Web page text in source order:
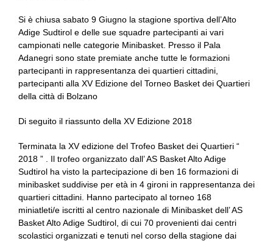
Si è chiusa sabato 9 Giugno la stagione sportiva dell’Alto
Adige Sudtirol e delle sue squadre partecipanti ai vari
campionati nelle categorie Minibasket. Presso il Pala
Adanegri sono state premiate anche tutte le formazioni
partecipanti in rappresentanza dei quartieri cittadini,
partecipanti alla XV Edizione del Torneo Basket dei Quartieri
della città di Bolzano
Di seguito il riassunto della XV Edizione 2018
Terminata la XV edizione del Trofeo Basket dei Quartieri “
2018 ” . Il trofeo organizzato dall’ AS Basket Alto Adige
Sudtirol ha visto la partecipazione di ben 16 formazioni di
minibasket suddivise per età in 4 gironi in rappresentanza dei
quartieri cittadini. Hanno partecipato al torneo 168
miniatleti/e iscritti al centro nazionale di Minibasket dell’ AS
Basket Alto Adige Sudtirol, di cui 70 provenienti dai centri
scolastici organizzati e tenuti nel corso della stagione dai